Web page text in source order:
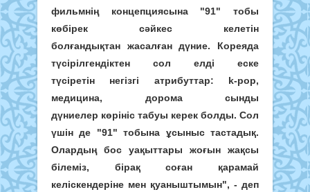
фильмнің концепциясына "91" тобы
көбірек сәйкес келетін
болғандықтан жасалған дүние. Кореяда
түсірілгендіктен сол елді еске
түсіретін негізгі атрибуттар: k-pop,
медицина, дорома сынды
дүниелер көрініс табуы керек болды. Сол
үшін де "91" тобына ұсыныс тастадық.
Олардың бос уақыттары жоғын жақсы
білеміз, бірақ соған қарамай
келіскендеріне мен қуаныштымын", - деп